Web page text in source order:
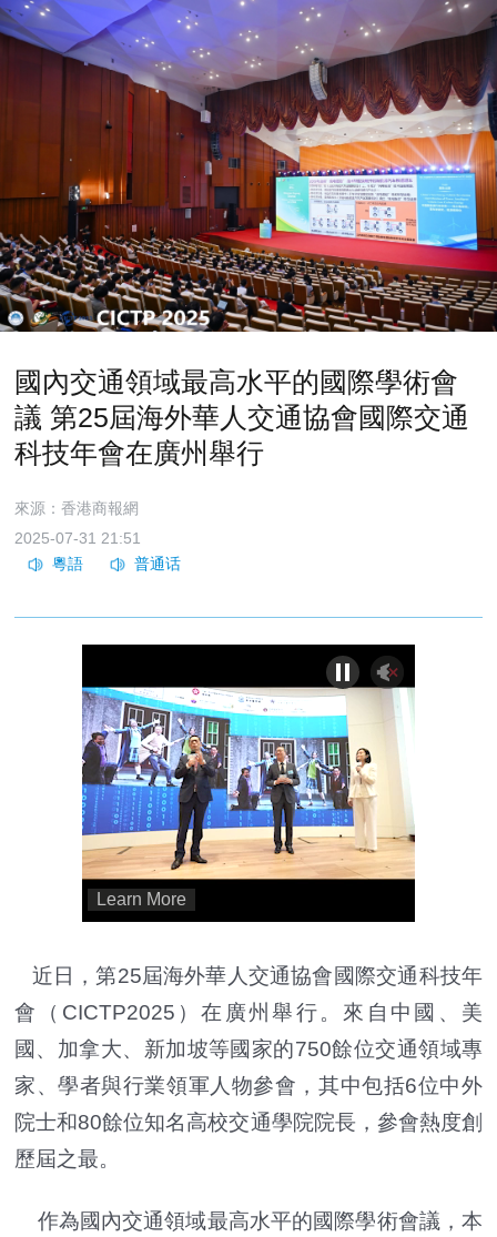
國內交通領域最高水平的國際學術會
議 第25屆海外華人交通協會國際交通
科技年會在廣州舉行
來源：香港商報網
2025-07-31 21:51
近日，第25屆海外華人交通協會國際交通科技年
會（CICTP2025）在廣州舉行。來自中國、美
國、加拿大、新加坡等國家的750餘位交通領域專
家、學者與行業領軍人物參會，其中包括6位中外
院士和80餘位知名高校交通學院院長，參會熱度創
歷屆之最。
作為國內交通領域最高水平的國際學術會議，本